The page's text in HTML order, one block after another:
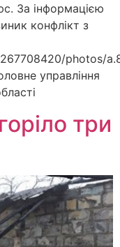
За інформацією
конфлікт з
photos/
управління
три